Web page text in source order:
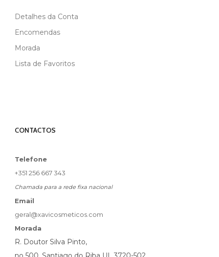
Detalhes da Conta
Encomendas
Morada
Lista de Favoritos
CONTACTOS
Telefone
+351 256 667 343
Chamada para a rede fixa nacional
Email
geral@xavicosmeticos.com
Morada
R. Doutor Silva Pinto,